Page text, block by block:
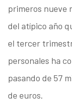
primeros nueve
del atípico año
el tercer
personales ha
pasando de 57
de euros.